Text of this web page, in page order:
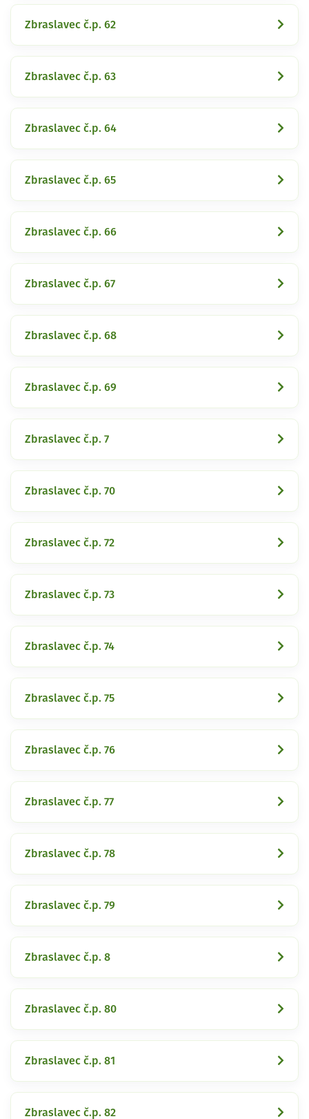
Zbraslavec č.p. 62
Zbraslavec č.p. 63
Zbraslavec č.p. 64
Zbraslavec č.p. 65
Zbraslavec č.p. 66
Zbraslavec č.p. 67
Zbraslavec č.p. 68
Zbraslavec č.p. 69
Zbraslavec č.p. 7
Zbraslavec č.p. 70
Zbraslavec č.p. 72
Zbraslavec č.p. 73
Zbraslavec č.p. 74
Zbraslavec č.p. 75
Zbraslavec č.p. 76
Zbraslavec č.p. 77
Zbraslavec č.p. 78
Zbraslavec č.p. 79
Zbraslavec č.p. 8
Zbraslavec č.p. 80
Zbraslavec č.p. 81
Zbraslavec č.p. 82